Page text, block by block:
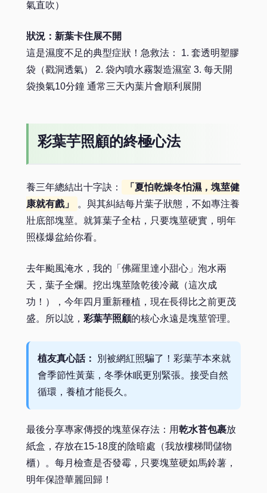
氣直吹）
狀況：新葉卡住展不開
這是濕度不足的典型症狀！急救法： 1. 套透明塑膠
袋（戳洞透氣） 2. 袋內噴水霧製造濕室 3. 每天開
袋換氣10分鐘 通常三天內葉片會順利展開
彩葉芋照顧的終極心法
養三年總結出十字訣：
「夏怕乾燥冬怕濕，塊莖健
康就有戲」
。與其糾結每片葉子狀態，不如專注養
壯底部塊莖。就算葉子全枯，只要塊莖硬實，明年
照樣爆盆給你看。
去年颱風淹水，我的「佛羅里達小甜心」泡水兩
天，葉子全爛。挖出塊莖陰乾後冷藏（這次成
功！），今年四月重新種植，現在長得比之前更茂
盛。所以說， 彩葉芋照顧的核心永遠是塊莖管理。
植友真心話：
別被網紅照騙了！彩葉芋本來就
會季節性黃葉，冬季休眠更別緊張。接受自然
循環，養植才能長久。
最後分享專家傳授的塊莖保存法：用乾水苔包裹放
紙盒，存放在15-18度的陰暗處（我放樓梯間儲物
櫃）。每月檢查是否發霉，只要塊莖硬如馬鈴薯，
明年保證華麗回歸！